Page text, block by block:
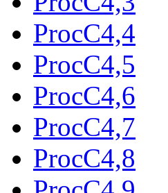
ProcC4,4
ProcC4,5
ProcC4,6
ProcC4,7
ProcC4,8